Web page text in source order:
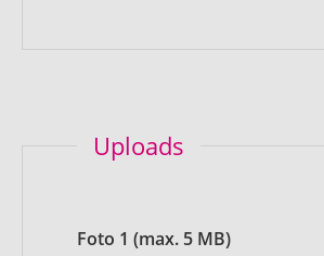
Uploads
Foto 1 (max. 5 MB)